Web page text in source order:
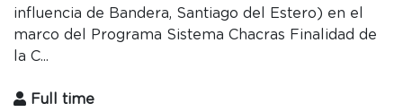
influencia de Bandera, Santiago del Estero) en el
marco del Programa Sistema Chacras Finalidad de
la C...
Full time